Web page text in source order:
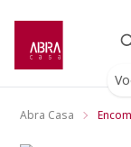
Abra Casa